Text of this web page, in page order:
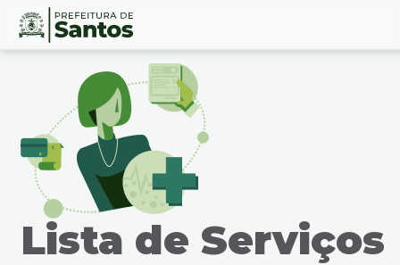
Ir
Conteúdo
Lista de Serviços